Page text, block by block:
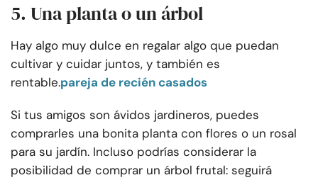
5. Una planta o un árbol
Hay algo muy dulce en regalar algo que puedan
cultivar y cuidar juntos, y también es
rentable.pareja de recién casados
Si tus amigos son ávidos jardineros, puedes
comprarles una bonita planta con flores o un rosal
para su jardín. Incluso podrías considerar la
posibilidad de comprar un árbol frutal: seguirá